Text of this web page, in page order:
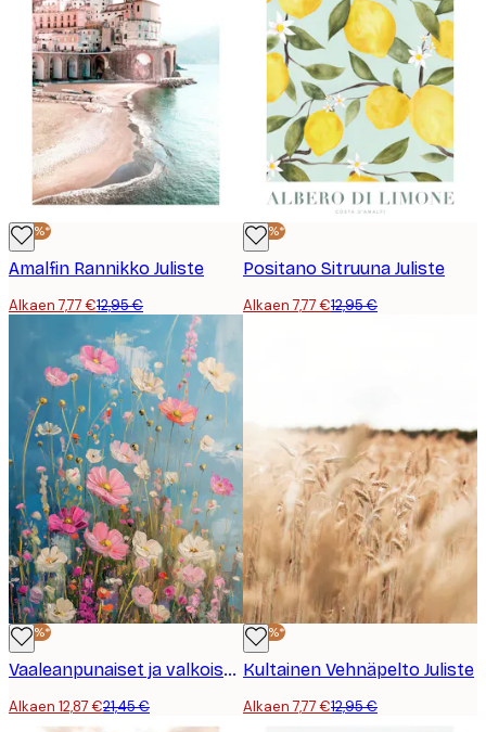
-40%*
Amalfin Rannikko Juliste
Alkaen 7,77 €12,95 €
-40%*
Positano Sitruuna Juliste
Alkaen 7,77 €12,95 €
-40%*
Vaaleanpunaiset ja valkoiset maalatut villikukat juliste
Alkaen 12,87 €21,45 €
-40%*
Kultainen Vehnäpelto Juliste
Alkaen 7,77 €12,95 €